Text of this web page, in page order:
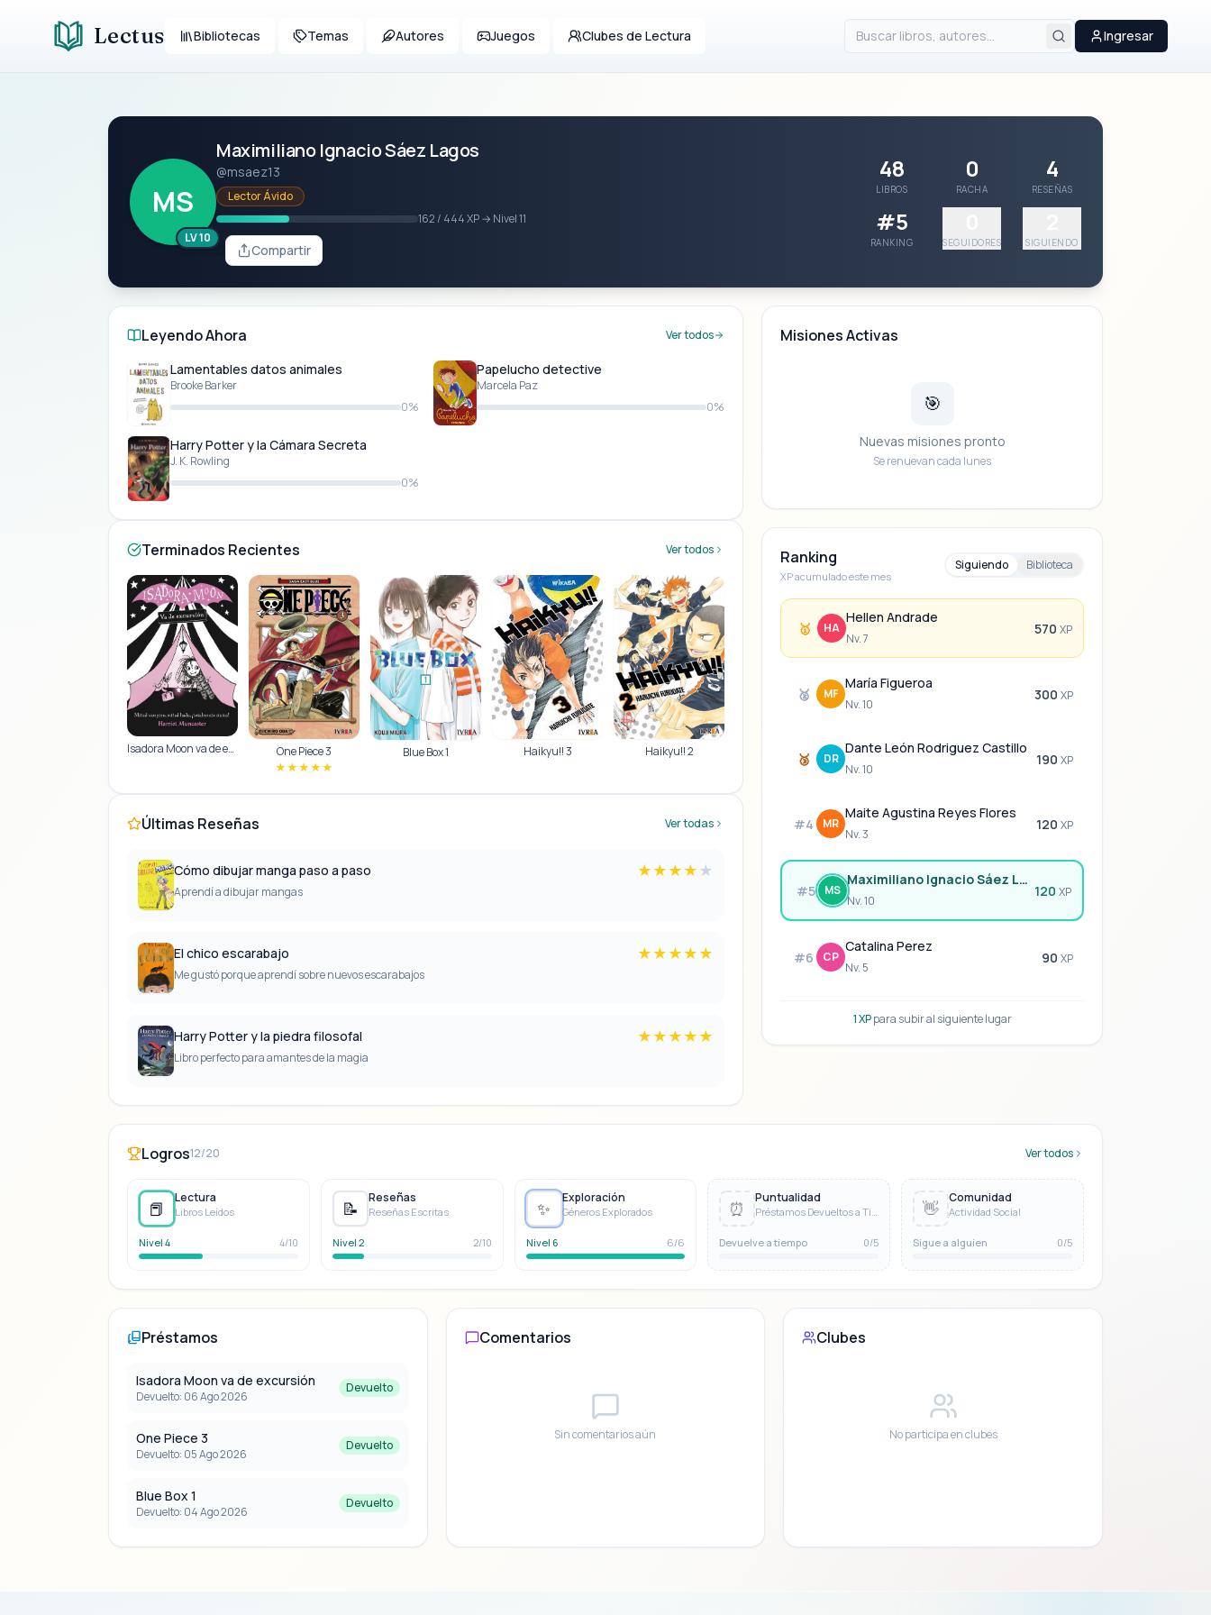
Lectus Bibliotecas Temas Autores Juegos Clubes de Lectura Ingresar
MS
LV 10
Maximiliano Ignacio Sáez Lagos
@msaez13
Lector Ávido
162 / 444 XP → Nivel 11
Compartir
48
LIBROS
0
RACHA
4
RESEÑAS
#5
RANKING SEGUIDORES SIGUIENDO
Leyendo Ahora Ver todos
Lamentables datos animales
Brooke Barker
0%
Papelucho detective
Marcela Paz
0%
Harry Potter y la Cámara Secreta
J. K. Rowling
0%
Terminados Recientes Ver todos
Isadora Moon va de excursión
One Piece 3
★★★★★
Blue Box 1 Haikyu!! 3 Haikyu!! 2
Últimas Reseñas Ver todas
Cómo dibujar manga paso a paso ★★★★★
Aprendí a dibujar mangas
El chico escarabajo ★★★★★
Me gustó porque aprendí sobre nuevos escarabajos
Harry Potter y la piedra filosofal ★★★★★
Libro perfecto para amantes de la magia
Misiones Activas
🎯
Nuevas misiones pronto
Se renuevan cada lunes
Ranking
XP acumulado este mes
Siguiendo Biblioteca
🥇 HA
Hellen Andrade
Nv. 7
570 XP
🥈 MF
María Figueroa
Nv. 10
300 XP
🥉 DR
Dante León Rodriguez Castillo
Nv. 10
190 XP
#4 MR
Maite Agustina Reyes Flores
Nv. 3
120 XP
#5 MS
Maximiliano Ignacio Sáez Lagos
Nv. 10
120 XP
#6 CP
Catalina Perez
Nv. 5
90 XP
1 XPpara subir al siguiente lugar
Logros12/20 Ver todos
📕
Lectura
Libros Leídos
Nivel 4 4/10
📝
Reseñas
Reseñas Escritas
Nivel 2 2/10
✨
Exploración
Géneros Explorados
Nivel 6 6/6
⏰
Puntualidad
Devuelve a tiempo 0/5
👋
Comunidad
Actividad Social
Sigue a alguien 0/5
Préstamos
Isadora Moon va de excursión
Devuelto: 06 Ago 2026
Devuelto
One Piece 3
Devuelto: 05 Ago 2026
Devuelto
Blue Box 1
Devuelto: 04 Ago 2026
Devuelto
Comentarios
Sin comentarios aún
Clubes
No participa en clubes